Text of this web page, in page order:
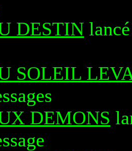
DESTIN
SOLEIL
DEMONS